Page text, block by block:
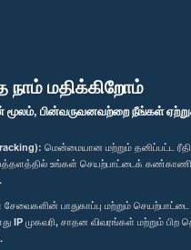
மதிக்கிறோம்
பின்வருவனவற்றை நீங்கள்
மென்மையான மற்றும் தனிப்பட்ட
உங்கள் செயற்பாட்டைக்
பாதுகாப்பு மற்றும் செயற்பாட்டை
IP முகவரி, சாதன விவரங்கள் மற்றும் பிற